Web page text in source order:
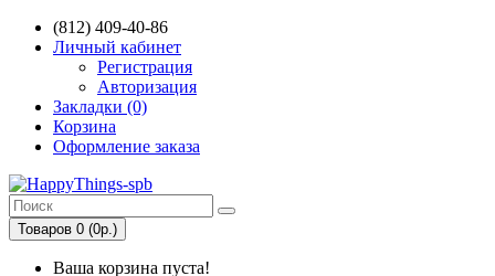
(812) 409-40-86
Личный кабинет
Регистрация
Авторизация
Закладки (0)
Корзина
Оформление заказа
Товаров 0 (0р.)
Ваша корзина пуста!